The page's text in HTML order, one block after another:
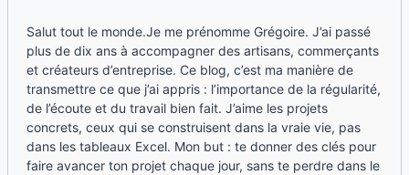
Salut tout le monde.Je me prénomme Grégoire. J’ai passé
plus de dix ans à accompagner des artisans, commerçants
et créateurs d’entreprise. Ce blog, c’est ma manière de
transmettre ce que j’ai appris : l’importance de la régularité,
de l’écoute et du travail bien fait. J’aime les projets
concrets, ceux qui se construisent dans la vraie vie, pas
dans les tableaux Excel. Mon but : te donner des clés pour
faire avancer ton projet chaque jour, sans te perdre dans le